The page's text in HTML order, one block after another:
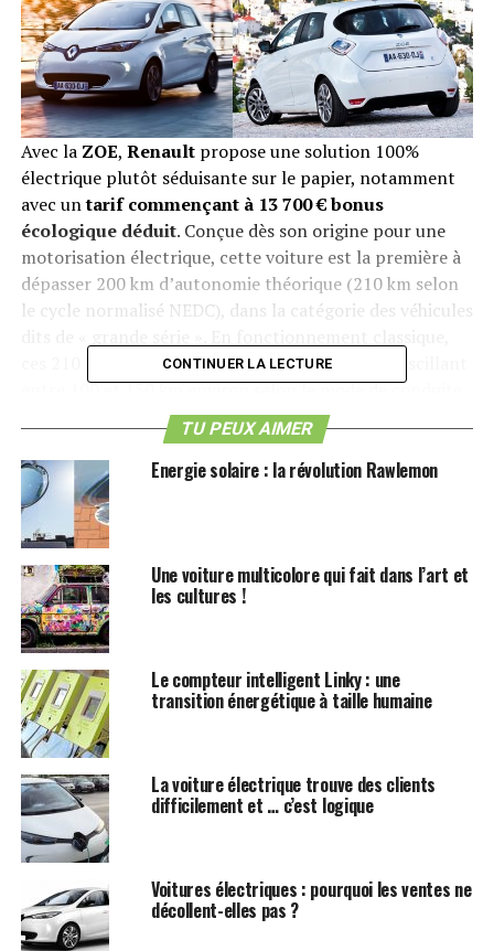
Avec la ZOE, Renaultpropose une solution 100%
électrique plutôt séduisante sur le papier, notamment
avec untarif commençant à 13 700 € bonus
écologique déduit. Conçue dès son origine pour une
motorisation électrique, cette voiture est la première à
dépasser 200 km d’autonomie théorique (210 km selon
le cycle normalisé NEDC), dans la catégorie des véhicules
ces 210 km se transforment en une autonomie oscillant
entre 100 et 150 km environ selon le mode de conduite
et les conditions météorologiques, soit une distance qui
demeure faible mais suffisante pour un usage
principalement urbain. Heureusement, au volant, une
jauge indique le niveau de charge de la batterie et
précise l’autonomie restante en kilomètres, selon le
type de conduite des 200 derniers kilomètres effectués.
Ce dispositif est intelligemment complété par une
fonction de réinitialisation qui réduit l’historique de
roulage aux 30 derniers kilomètres parcourus pour avoir
une estimation de l’autonomie restante correspondant
aux conditions de roulage immédiates.
La conduite est agréable et souple comme toutes les
électriques, voire nerveuse en ville grâce à l’aide d’une
puissance moteur de 65 kW (88 ch) et un couple de 220
Nm autorisant des accélérations et des reprises
franches dès les bas régimes, sans passage de vitesses.
Concrètement pour le conducteur,
ZOE est comparable à celle d’une voiture équipée
d’une excellente boîte automatique
fonctionnement et l’absence de vibrations sont aussi
CONTINUER LA LECTURE
TU PEUX AIMER
Energie solaire : la révolution Rawlemon
Une voiture multicolore qui fait dans l’art et
les cultures !
Le compteur intelligent Linky : une
transition énergétique à taille humaine
La voiture électrique trouve des clients
difficilement et … c’est logique
Voitures électriques : pourquoi les ventes ne
décollent-elles pas ?